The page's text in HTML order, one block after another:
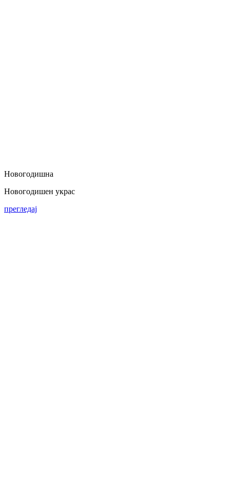
Новогодишна
Новогодишен украс
прегледај